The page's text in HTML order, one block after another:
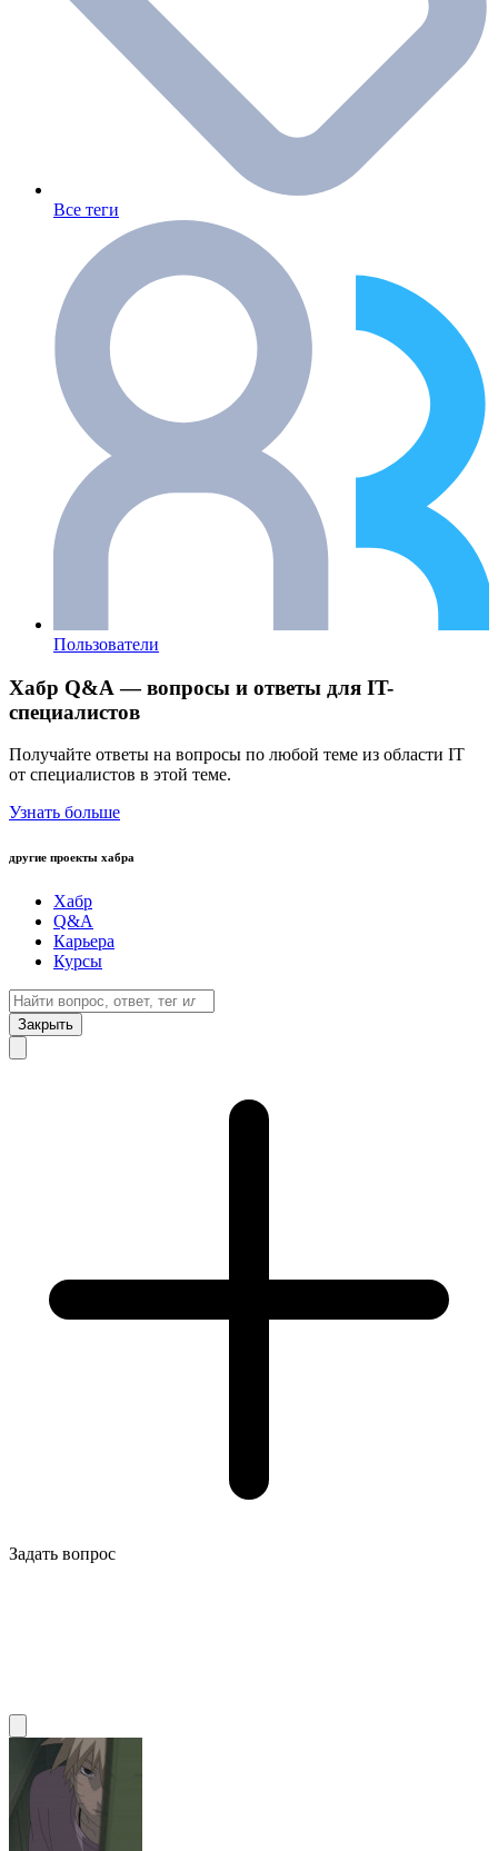
Все теги
Пользователи
Хабр Q&A — вопросы и ответы для IT-
специалистов
Получайте ответы на вопросы по любой теме из области IT
от специалистов в этой теме.
Узнать больше
другие проекты хабра
Хабр
Q&A
Карьера
Курсы
Закрыть
Задать вопрос